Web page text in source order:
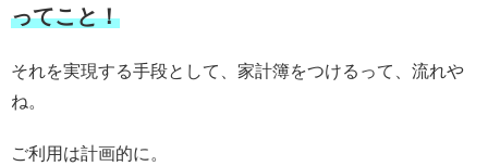
ってこと！
それを実現する手段として、家計簿をつけるって、流れや
ね。
ご利用は計画的に。